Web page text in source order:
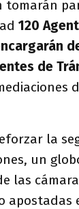
tomarán
120
de
la
un
las
apostadas